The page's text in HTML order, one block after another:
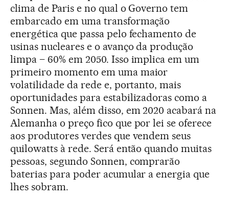
clima de Paris e no qual o Governo tem
embarcado em uma transformação
energética que passa pelo fechamento de
usinas nucleares e o avanço da produção
limpa – 60% em 2050. Isso implica em um
primeiro momento em uma maior
volatilidade da rede e, portanto, mais
oportunidades para estabilizadoras como a
Sonnen. Mas, além disso, em 2020 acabará na
Alemanha o preço fico que por lei se oferece
aos produtores verdes que vendem seus
quilowatts à rede. Será então quando muitas
pessoas, segundo Sonnen, comprarão
baterias para poder acumular a energia que
lhes sobram.